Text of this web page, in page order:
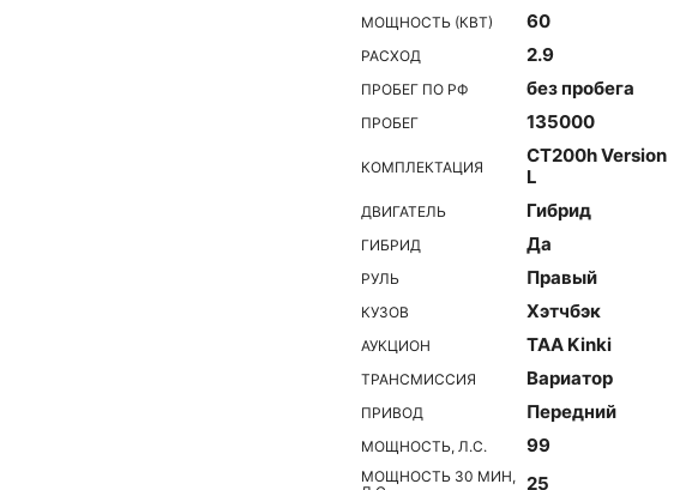
МОЩНОСТЬ (КВТ) 60
РАСХОД 2.9
ПРОБЕГ ПО РФ без пробега
ПРОБЕГ 135000
КОМПЛЕКТАЦИЯ
CT200h Version
L
ДВИГАТЕЛЬ Гибрид
ГИБРИД Да
РУЛЬ Правый
КУЗОВ Хэтчбэк
АУКЦИОН TAA Kinki
ТРАНСМИССИЯ Вариатор
ПРИВОД Передний
МОЩНОСТЬ, Л.С. 99
МОЩНОСТЬ 30 МИН, 25